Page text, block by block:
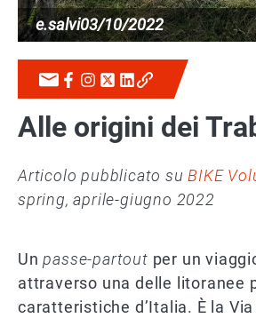
e.salvi03/10/2022
Alle origini dei
Articolo pubblicato suBIKE
spring, aprile-giugno 2022
Unpasse-partout per un
attraverso una delle litoranee
caratteristiche d’Italia. È la